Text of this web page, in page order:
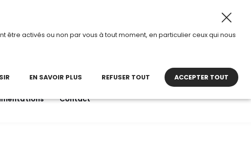
août 2026, TDI passe en mode été. • Horaires d’ouverture :
Contact
être activés ou non par vous à tout moment, en particulier ceux qui nous
EN SAVOIR PLUS REFUSER TOUT ACCEPTER TOUT